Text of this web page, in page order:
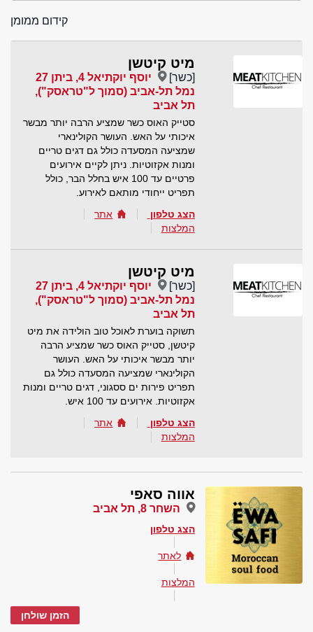
קידום ממומן
מיט קיטשן
[כשר]
יוסף יוקתיאל 4, ביתן 27
נמל תל-אביב (סמוך ל"טראסק"),
תל אביב
סטייק האוס כשר שמציע הרבה יותר מבשר
איכותי על האש. העושר הקולינארי
שמציעה המסעדה כולל גם דגים טריים
ומנות אקזוטיות. ניתן לקיים אירועים
פרטיים עד 100 איש בחלל הבר, כולל
תפריט ייחודי מותאם לאירוע.
הצג טלפון
אתר
המלצות
מיט קיטשן
[כשר]
יוסף יוקתיאל 4, ביתן 27
נמל תל-אביב (סמוך ל"טראסק"),
תל אביב
תשוקה בוערת לאוכל טוב הולידה את מיט
קיטשן, סטייק האוס כשר שמציע הרבה
יותר מבשר איכותי על האש. העושר
הקולינארי שמציעה המסעדה כולל גם
תפריט פירות ים ססגוני, דגים טריים ומנות
אקזוטיות. אירועים עד 100 איש.
הצג טלפון
אתר
המלצות
אווה סאפי
השחר 8, תל אביב
הצג טלפון
לאתר
המלצות
הזמן שולחן